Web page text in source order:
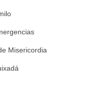
Misericordia